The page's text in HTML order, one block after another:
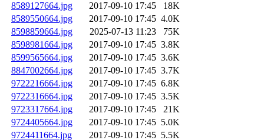
8589127664.jpg
2017-09-10 17:45
18K
8589550664.jpg
2017-09-10 17:45 4.0K
8598859664.jpg
2025-07-13 11:23
75K
8598981664.jpg
2017-09-10 17:45 3.8K
8599565664.jpg
2017-09-10 17:45 3.6K
8847002664.jpg
2017-09-10 17:45 3.7K
9722216664.jpg
2017-09-10 17:45 6.8K
9722316664.jpg
2017-09-10 17:45 3.5K
9723317664.jpg
2017-09-10 17:45
21K
9724405664.jpg
2017-09-10 17:45 5.0K
9724411664.jpg
2017-09-10 17:45 5.5K